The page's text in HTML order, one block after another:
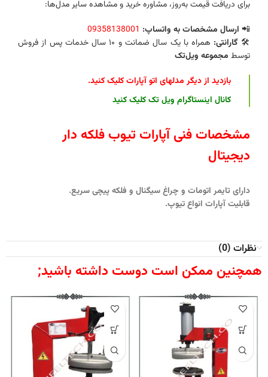
برای دریافت قیمت به‌روز، مشاوره خرید و مشاهده سایر مدل‌ها:
📲 ارسال مشخصات به واتساپ: 09358138001
🛠️ گارانتی:
همراه با یک سال ضمانت و ۱۰ سال خدمات پس از فروش
توسط مجموعه ویل‌تک
بازدید از دیگر مدلهای اتو آپارات کلیک کنید.
کانال اینستاگرام ویل تککلیک کنید
مشخصات فنی آپارات تیوب فلکه دار
دیجیتال
دارای تایمر اتومات و چراغ سیگنال و فلکه پیچی سریع.
قابلیت آپارات انواع تیوپ.
نظرات (0)
همچنین ممکن است دوست داشته باشید;